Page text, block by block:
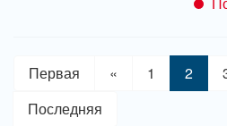
Первая « 1 2
Последняя